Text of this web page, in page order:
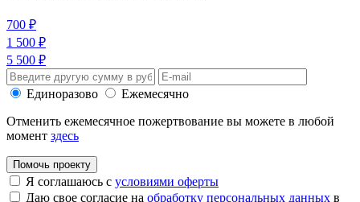
700 ₽
1 500 ₽
5 500 ₽
Единоразово
Ежемесячно
Отменить ежемесячное пожертвование вы можете в любой
момент здесь
Помочь проекту
Я соглашаюсь с условиями оферты
Даю свое согласие на обработку персональных данных в